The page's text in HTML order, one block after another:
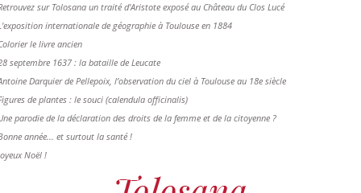
sur Tolosana un traité d'Aristote exposé au Château du Clos Lucé
internationale de géographie à Toulouse en 1884
le livre ancien
septembre 1637 : la bataille de Leucate
Darquier de Pellepoix, l’observation du ciel à Toulouse au 18e siècle
de plantes : le souci (calendula officinalis)
parodie de la déclaration des droits de la femme et de la citoyenne ?
année... et surtout la santé !
Noël !